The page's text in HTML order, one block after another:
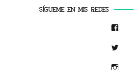
SÍGUEME EN MIS REDES